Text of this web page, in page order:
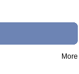
More